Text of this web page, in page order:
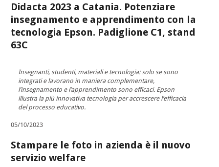
Didacta 2023 a Catania. Potenziare
insegnamento e apprendimento con la
tecnologia Epson. Padiglione C1, stand
63C
Insegnanti, studenti, materiali e tecnologia: solo se sono
integrati e lavorano in maniera complementare,
l’insegnamento e l’apprendimento sono efficaci. Epson
illustra la più innovativa tecnologia per accrescere l’efficacia
del processo educativo.
05/10/2023
Stampare le foto in azienda è il nuovo
servizio welfare